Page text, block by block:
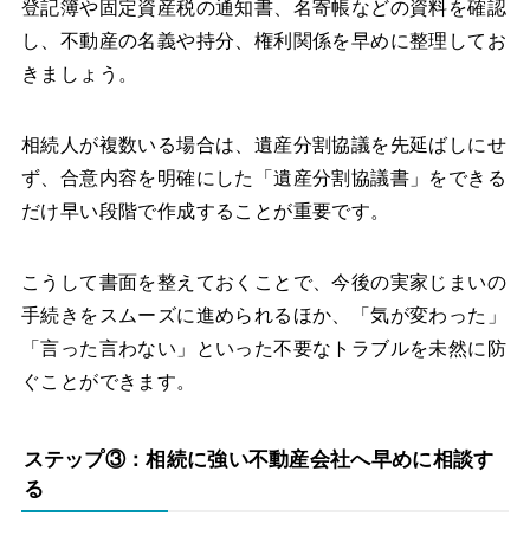
登記簿や固定資産税の通知書、名寄帳などの資料を確認
し、不動産の名義や持分、権利関係を早めに整理してお
きましょう。
相続人が複数いる場合は、遺産分割協議を先延ばしにせ
ず、合意内容を明確にした「遺産分割協議書」をできる
だけ早い段階で作成することが重要です。
こうして書面を整えておくことで、今後の実家じまいの
手続きをスムーズに進められるほか、「気が変わった」
「言った言わない」といった不要なトラブルを未然に防
ぐことができます。
ステップ③：相続に強い不動産会社へ早めに相談す
る